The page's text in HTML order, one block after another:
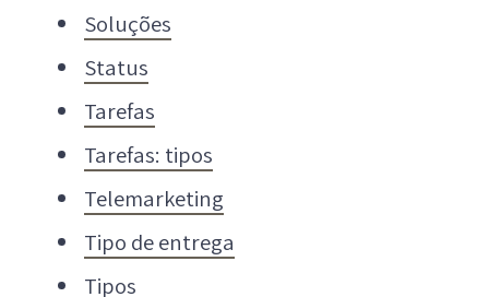
Soluções
Status
Tarefas
Tarefas: tipos
Telemarketing
Tipo de entrega
Tipos